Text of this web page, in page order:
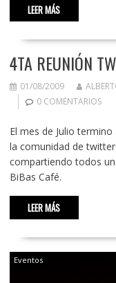
LEER MÁS
4TA REUNIÓN
01/08/2009
0 COMENTARIOS
El mes de Julio
la comunidad de
compartiendo todos
BiBas Café.
LEER MÁS
Eventos